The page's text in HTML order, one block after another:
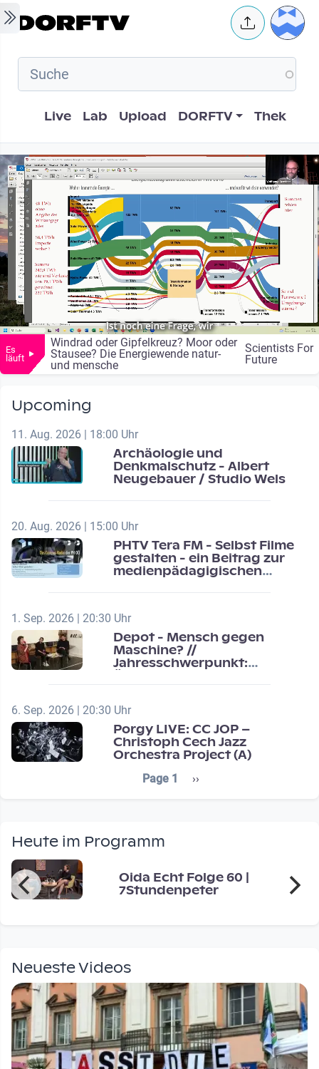
Skip to main content User
Hauptnavigation
Live Lab Upload DORFTV Thek
Es
läuft
Windrad oder Gipfelkreuz? Moor oder
Stausee? Die Energiewende natur-
und mensche
Scientists For
Future
Upcoming
11. Aug. 2026 | 18:00 Uhr
Archäologie und
Denkmalschutz - Albert
Neugebauer / Studio Wels
20. Aug. 2026 | 15:00 Uhr
PHTV Tera FM - Selbst Filme
gestalten - ein Beitrag zur
medienpädagigischen
1. Sep. 2026 | 20:30 Uhr
Depot - Mensch gegen
Maschine? //
Jahresschwerpunkt:
6. Sep. 2026 | 20:30 Uhr
Porgy LIVE: CC JOP –
Christoph Cech Jazz
Orchestra Project (A)
Seitennummerierung
Page 1 Next page
››
Heute im Programm
Oida Echt Folge 60 |
7Stundenpeter
Neueste Videos